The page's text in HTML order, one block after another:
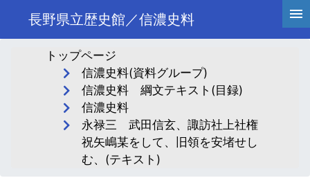
長野県立歴史館／信濃史料
トップページ
信濃史料(資料グループ)
信濃史料 綱文テキスト(目録)
信濃史料
永禄三 武田信玄、諏訪社上社権
祝矢嶋某をして、旧領を安堵せし
む、(テキスト)